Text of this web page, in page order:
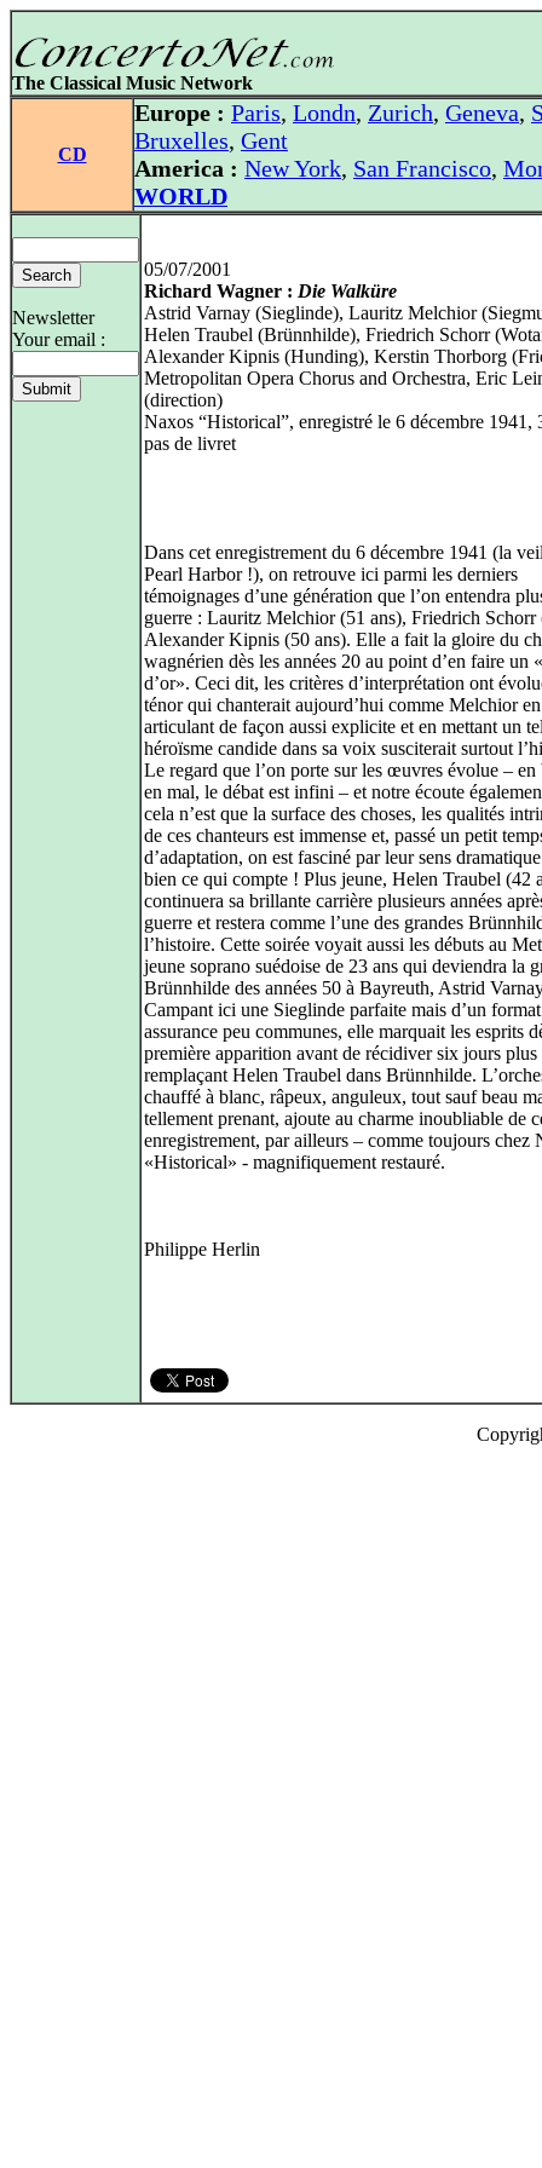
The Classical Music Network
CD
Europe : Paris, Londn, Zurich, Geneva,
Bruxelles, Gent
America : New York, San Francisco,
WORLD
Newsletter
Your email :
05/07/2001
Richard Wagner : Die Walküre
Astrid Varnay (Sieglinde), Lauritz Melchior
Helen Traubel (Brünnhilde), Friedrich Schorr
Alexander Kipnis (Hunding), Kerstin Thorborg
Metropolitan Opera Chorus and Orchestra, Eric
(direction)
Naxos “Historical”, enregistré le 6 décembre 1941,
pas de livret
Dans cet enregistrement du 6 décembre 1941 (la
Pearl Harbor !), on retrouve ici parmi les derniers
témoignages d’une génération que l’on entendra
guerre : Lauritz Melchior (51 ans), Friedrich Schorr
Alexander Kipnis (50 ans). Elle a fait la gloire du
wagnérien dès les années 20 au point d’en faire un
d’or». Ceci dit, les critères d’interprétation ont
ténor qui chanterait aujourd’hui comme Melchior en
articulant de façon aussi explicite et en mettant un
héroïsme candide dans sa voix susciterait surtout
Le regard que l’on porte sur les œuvres évolue – en
en mal, le débat est infini – et notre écoute
cela n’est que la surface des choses, les qualités
de ces chanteurs est immense et, passé un petit
d’adaptation, on est fasciné par leur sens dramatique
bien ce qui compte ! Plus jeune, Helen Traubel (42
continuera sa brillante carrière plusieurs années
guerre et restera comme l’une des grandes
l’histoire. Cette soirée voyait aussi les débuts au
jeune soprano suédoise de 23 ans qui deviendra la
Brünnhilde des années 50 à Bayreuth, Astrid
Campant ici une Sieglinde parfaite mais d’un format
assurance peu communes, elle marquait les esprits
première apparition avant de récidiver six jours plus
remplaçant Helen Traubel dans Brünnhilde.
chauffé à blanc, râpeux, anguleux, tout sauf beau
tellement prenant, ajoute au charme inoubliable de
enregistrement, par ailleurs – comme toujours chez
«Historical» - magnifiquement restauré.
Philippe Herlin